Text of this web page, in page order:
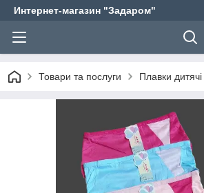
Интернет-магазин "Задаром"
Товари та послуги Плавки дитячі